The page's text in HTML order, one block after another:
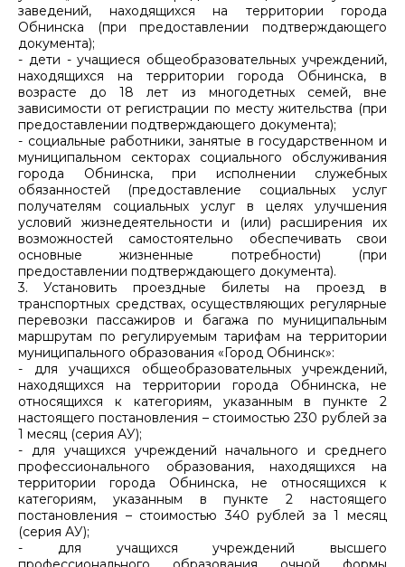
заведений, находящихся на территории города
Обнинска (при предоставлении подтверждающего
документа);
- дети - учащиеся общеобразовательных учреждений,
находящихся на территории города Обнинска, в
возрасте до 18 лет из многодетных семей, вне
зависимости от регистрации по месту жительства (при
предоставлении подтверждающего документа);
- социальные работники, занятые в государственном и
муниципальном секторах социального обслуживания
города Обнинска, при исполнении служебных
обязанностей (предоставление социальных услуг
получателям социальных услуг в целях улучшения
условий жизнедеятельности и (или) расширения их
возможностей самостоятельно обеспечивать свои
основные жизненные потребности) (при
предоставлении подтверждающего документа).
3. Установить проездные билеты на проезд в
транспортных средствах, осуществляющих регулярные
перевозки пассажиров и багажа по муниципальным
маршрутам по регулируемым тарифам на территории
муниципального образования «Город Обнинск»:
- для учащихся общеобразовательных учреждений,
находящихся на территории города Обнинска, не
относящихся к категориям, указанным в пункте 2
настоящего постановления – стоимостью 230 рублей за
1 месяц (серия АУ);
- для учащихся учреждений начального и среднего
профессионального образования, находящихся на
территории города Обнинска, не относящихся к
категориям, указанным в пункте 2 настоящего
постановления – стоимостью 340 рублей за 1 месяц
(серия АУ);
- для учащихся учреждений высшего